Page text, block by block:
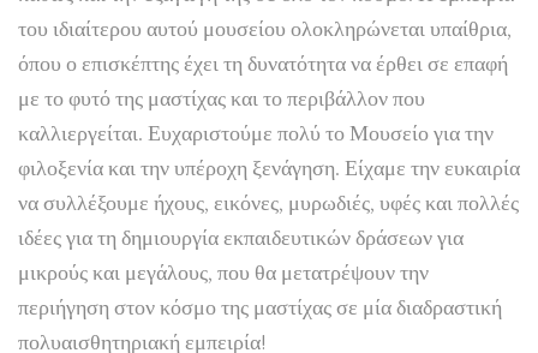
του ιδιαίτερου αυτού μουσείου ολοκληρώνεται υπαίθρια,
όπου ο επισκέπτης έχει τη δυνατότητα να έρθει σε επαφή
με το φυτό της μαστίχας και το περιβάλλον που
καλλιεργείται. Ευχαριστούμε πολύ το Μουσείο για την
φιλοξενία και την υπέροχη ξενάγηση. Είχαμε την ευκαιρία
να συλλέξουμε ήχους, εικόνες, μυρωδιές, υφές και πολλές
ιδέες για τη δημιουργία εκπαιδευτικών δράσεων για
μικρούς και μεγάλους, που θα μετατρέψουν την
περιήγηση στον κόσμο της μαστίχας σε μία διαδραστική
πολυαισθητηριακή εμπειρία!